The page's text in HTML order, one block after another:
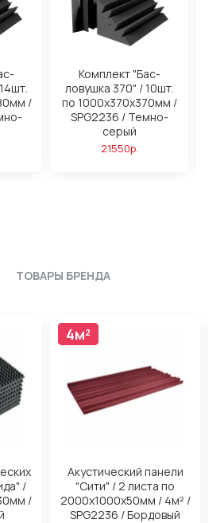
/
Комплект "Бас-
ловушка 370" / 10шт.
по 1000х370х370мм /
SPG2236 / Темно-
серый
21550р.
ТОВАРЫ БРЕНДА
/
/
4м²
4м²
Акустический панели
"Сити" / 2 листа по
2000х1000х50мм / 4м² /
SPG2236 / Бордовый